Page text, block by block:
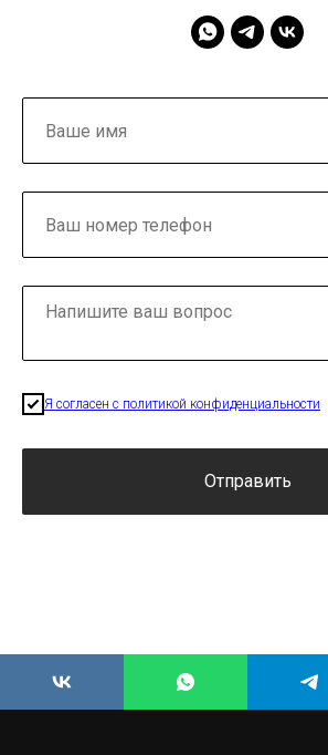
Я согласен с политикой конфиденциальности
Отправить